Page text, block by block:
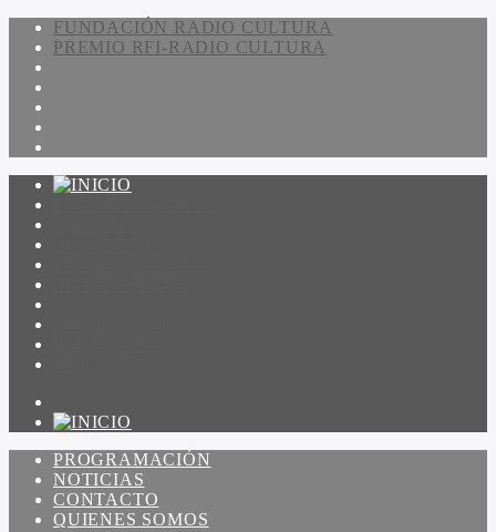
FUNDACIÓN RADIO CULTURA
PREMIO RFI-RADIO CULTURA
PROGRAMACIÓN
NOTICIAS
CONTACTO
QUIENES SOMOS